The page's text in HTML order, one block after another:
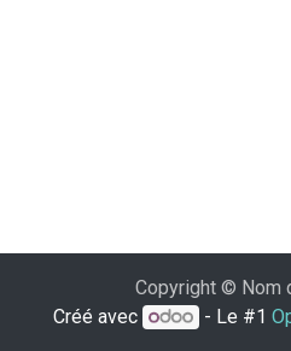
Copyright © Nom
Créé avec
- Le #1